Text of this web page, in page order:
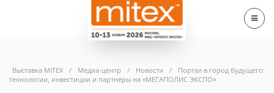
Выставка MITEX / Медиа-центр / Новости /
Портал в город будущего:
технологии, инвестиции и партнёры на «МЕГАПОЛИС ЭКСПО»